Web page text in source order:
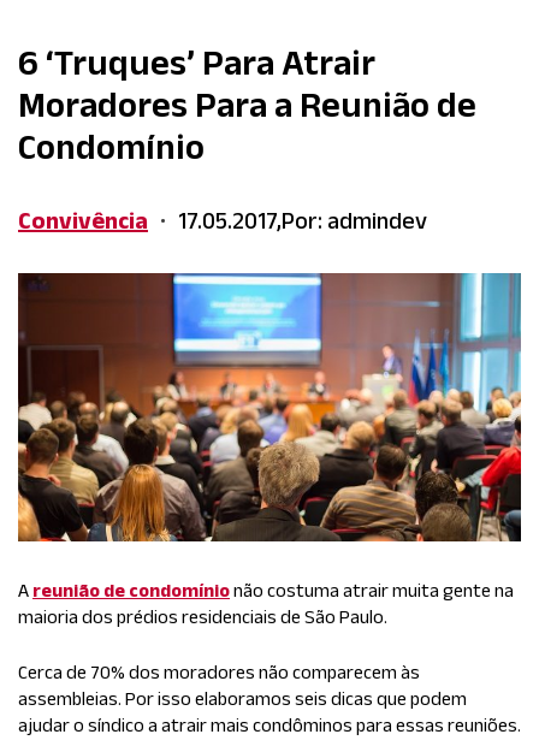
6 ‘Truques’ Para Atrair
Moradores Para a Reunião de
Condomínio
Convivência • 17.05.2017,Por: admindev
A reunião de condomínionão costuma atrair muita gente na
maioria dos prédios residenciais de São Paulo.
Cerca de 70% dos moradores não comparecem às
assembleias. Por isso elaboramos seis dicas que podem
ajudar o síndico a atrair mais condôminos para essas reuniões.